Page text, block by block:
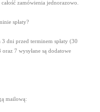
zamówienia jednorazowo.
spłaty?
dni przed terminem spłaty (30
7 wysyłane są dodatowe
mailową: